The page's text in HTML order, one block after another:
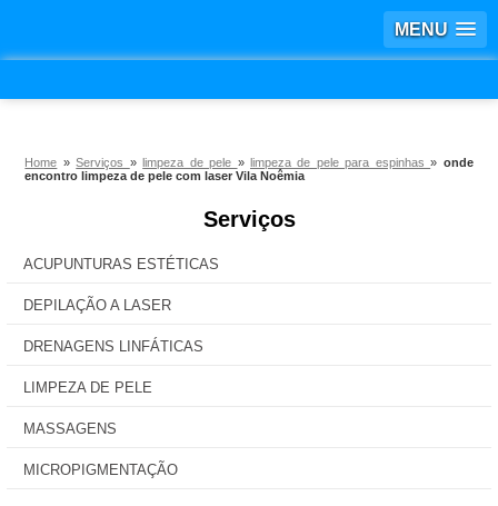
MENU
Home »Serviços »limpeza de pele » limpeza de pele para espinhas» onde
encontro limpeza de pele com laser Vila Noêmia
Serviços
ACUPUNTURAS ESTÉTICAS
DEPILAÇÃO A LASER
DRENAGENS LINFÁTICAS
LIMPEZA DE PELE
MASSAGENS
MICROPIGMENTAÇÃO